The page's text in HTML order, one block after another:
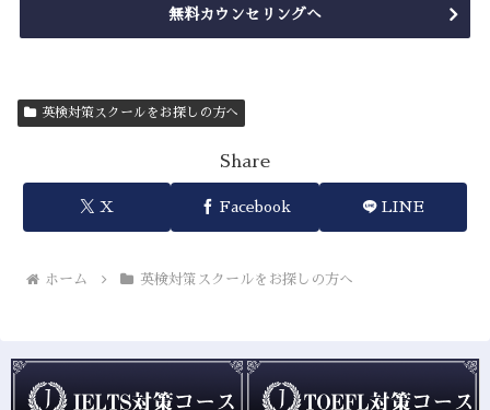
無料カウンセリングへ
英検対策スクールをお探しの方へ
Share
X Facebook LINE
ホーム 英検対策スクールをお探しの方へ